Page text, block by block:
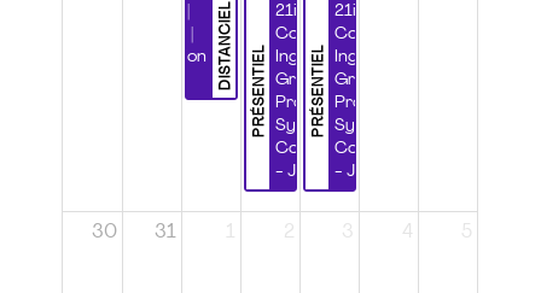
DISTANCIEL
Certification
PRÉSENTIEL
21ième
Congrès
Ingénierie
Grands
Projets et
Systèmes
Complexes
- Jour 1
PRÉSENTIEL
21ième
Congrès
Ingénierie
Grands
Projets et
Systèmes
Complexes
- Jour 2
30 31 1 2 3 4 5